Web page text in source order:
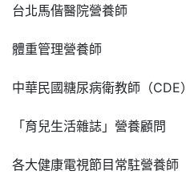
台北馬偕醫院營養師
體重管理營養師
中華民國糖尿病衛教師（CDE）
「育兒生活雜誌」營養顧問
各大健康電視節目常駐營養師